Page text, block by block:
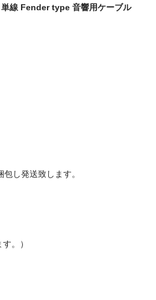
線 Fender type 音響用ケーブル
し発送致します。
。）